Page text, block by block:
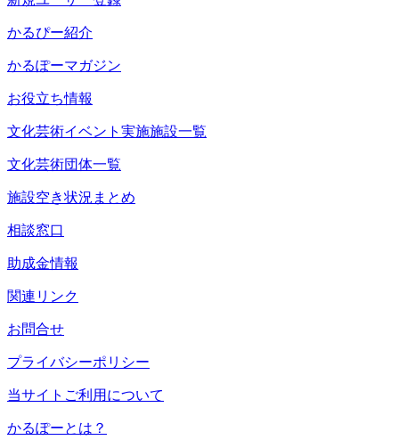
かるぴー紹介
かるぽーマガジン
お役立ち情報
文化芸術イベント実施施設一覧
文化芸術団体一覧
施設空き状況まとめ
相談窓口
助成金情報
関連リンク
お問合せ
プライバシーポリシー
当サイトご利用について
かるぽーとは？